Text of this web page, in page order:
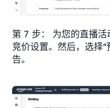
第 7 步： 为您的直播
竞价设置。然后，选择
告。